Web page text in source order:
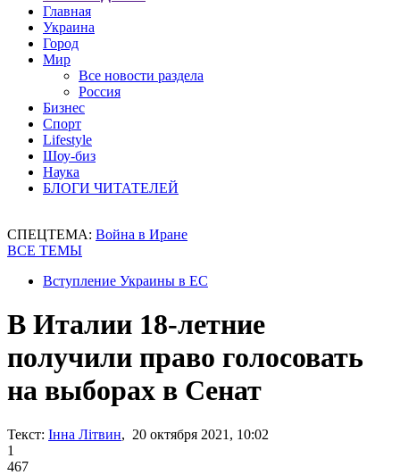
Главная
Украина
Город
Мир
Все новости раздела
Россия
Бизнес
Спорт
Lifestyle
Шоу-биз
Наука
БЛОГИ ЧИТАТЕЛЕЙ
СПЕЦТЕМА: Война в Иране
ВСЕ ТЕМЫ
Вступление Украины в ЕС
В Италии 18-летние
получили право голосовать
на выборах в Сенат
Текст: Інна Літвин, 20 октября 2021, 10:02
1
467